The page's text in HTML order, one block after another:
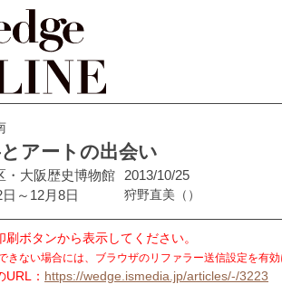
アートの出会い
・大阪歴史博物館
～12月8日
2013/10/25
狩野直美 （）
刷ボタンから表示してください。
きない場合には、ブラウザのリファラー送信設定を有効
URL： https://wedge.ismedia.jp/articles/-/3223